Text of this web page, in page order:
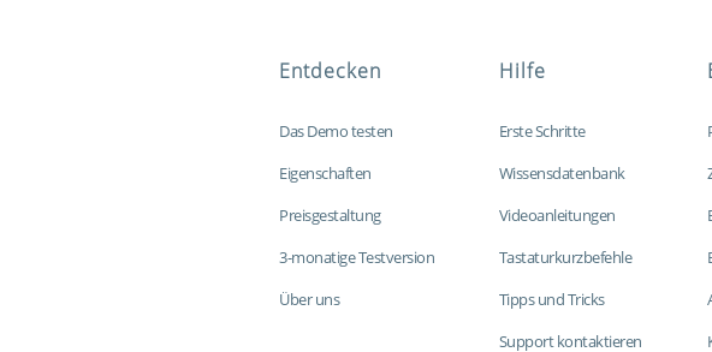
Entdecken
Das Demo testen
Eigenschaften
Preisgestaltung
3-monatige Testversion
Über uns
Hilfe
Erste Schritte
Wissensdatenbank
Videoanleitungen
Tastaturkurzbefehle
Tipps und Tricks
Support kontaktieren